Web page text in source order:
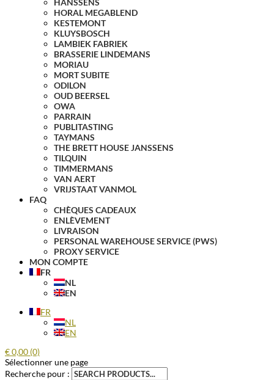
HANSSENS
HORAL MEGABLEND
KESTEMONT
KLUYSBOSCH
LAMBIEK FABRIEK
BRASSERIE LINDEMANS
MORIAU
MORT SUBITE
ODILON
OUD BEERSEL
OWA
PARRAIN
PUBLITASTING
TAYMANS
THE BRETT HOUSE JANSSENS
TILQUIN
TIMMERMANS
VAN AERT
VRIJSTAAT VANMOL
FAQ
CHÈQUES CADEAUX
ENLÈVEMENT
LIVRAISON
PERSONAL WAREHOUSE SERVICE (PWS)
PROXY SERVICE
MON COMPTE
FR
NL
EN
FR
NL
EN
€0,00 (0)
Sélectionner une page
Recherche pour :